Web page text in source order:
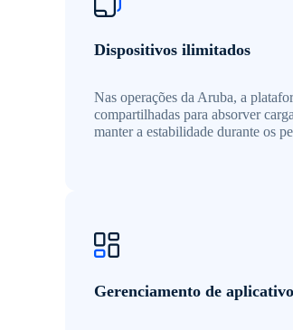
Dispositivos ilimitados
Nas operações da Aruba, a
compartilhadas para absorver
manter a estabilidade durante os
Gerenciamento de